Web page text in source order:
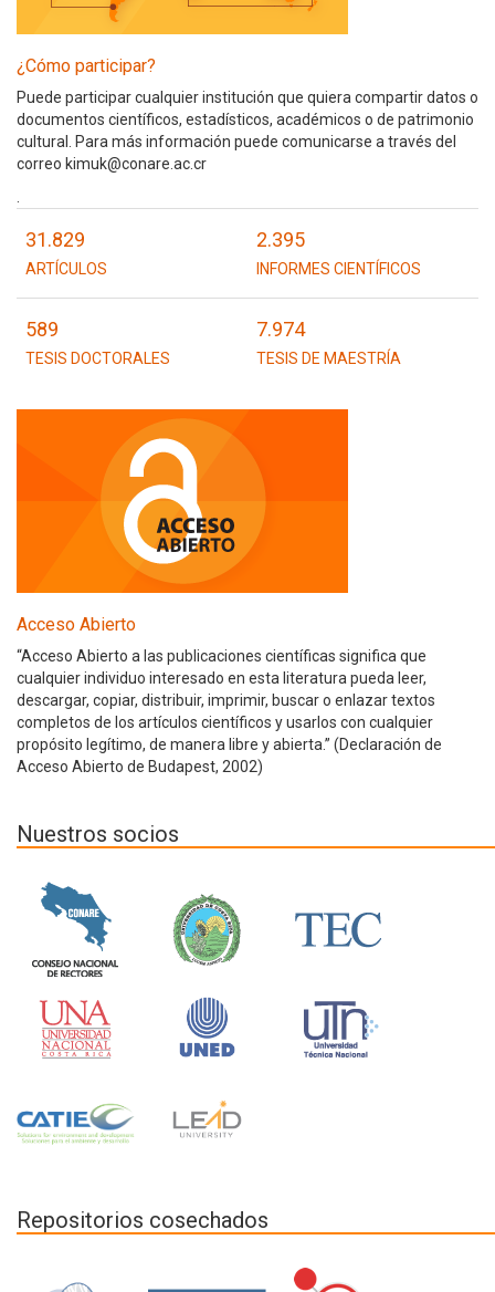
¿Cómo participar?
Puede participar cualquier institución que quiera compartir datos o
documentos científicos, estadísticos, académicos o de patrimonio
cultural. Para más información puede comunicarse a través del
correo kimuk@conare.ac.cr
31.829
ARTÍCULOS
2.395
INFORMES CIENTÍFICOS
589
TESIS DOCTORALES
7.974
TESIS DE MAESTRÍA
Acceso Abierto
“Acceso Abierto a las publicaciones científicas significa que
cualquier individuo interesado en esta literatura pueda leer,
descargar, copiar, distribuir, imprimir, buscar o enlazar textos
completos de los artículos científicos y usarlos con cualquier
propósito legítimo, de manera libre y abierta.” (Declaración de
Acceso Abierto de Budapest, 2002)
Nuestros socios
Repositorios cosechados